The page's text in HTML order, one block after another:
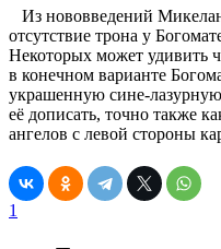
Из нововведений
отсутствие трона у
Некоторых может удивить
в конечном варианте
украшенную сине-
её дописать, точно также
ангелов с левой стороны
1